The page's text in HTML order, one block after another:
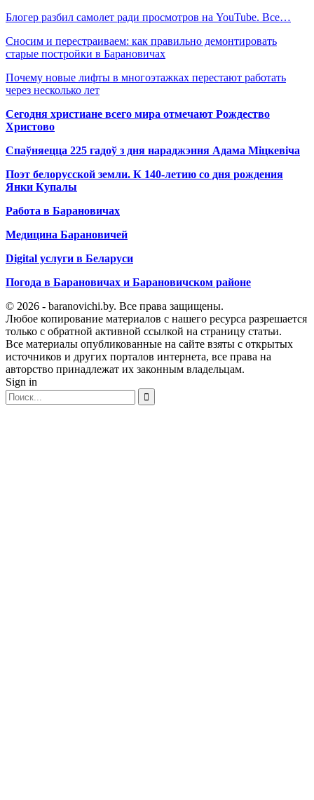
Блогер разбил самолет ради просмотров на YouTube. Все…
Сносим и перестраиваем: как правильно демонтировать
старые постройки в Барановичах
Почему новые лифты в многоэтажках перестают работать
через несколько лет
Сегодня христиане всего мира отмечают Рождество
Христово
Спаўняецца 225 гадоў з дня нараджэння Адама Міцкевіча
Поэт белорусской земли. К 140-летию со дня рождения
Янки Купалы
Работа в Барановичах
Медицина Барановичей
Digital услуги в Беларуси
Погода в Барановичах и Барановичском районе
© 2026 - baranovichi.by. Все права защищены.
Любое копирование материалов с нашего ресурса разрешается
только с обратной активной ссылкой на страницу статьи.
Все материалы опубликованные на сайте взяты с открытых
источников и других порталов интернета, все права на
авторство принадлежат их законным владельцам.
Sign in